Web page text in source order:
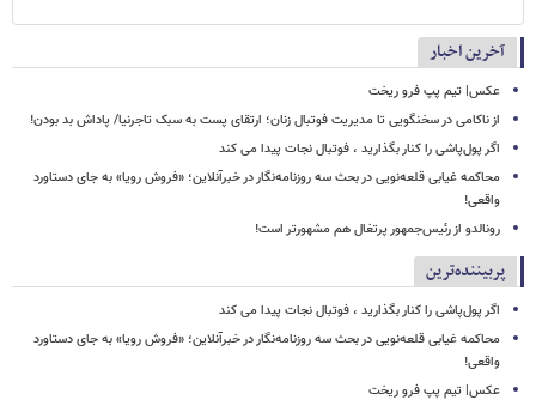
آخرین اخبار
عکس| تیم پپ فرو ریخت
از ناکامی در سخنگویی تا مدیریت فوتبال زنان؛ ارتقای پست به سبک تاجرنیا/ پاداش بد بودن!
اگر پول‌پاشی را کنار بگذارید ، فوتبال نجات پیدا می کند
محاکمه غیابی قلعه‌نویی در بحث سه روزنامه‌نگار در خبرآنلاین؛ «فروش رویا» به جای دستاورد
واقعی!
رونالدو از رئیس‌جمهور پرتغال هم مشهورتر است!
پربیننده‌ترین
اگر پول‌پاشی را کنار بگذارید ، فوتبال نجات پیدا می کند
محاکمه غیابی قلعه‌نویی در بحث سه روزنامه‌نگار در خبرآنلاین؛ «فروش رویا» به جای دستاورد
واقعی!
عکس| تیم پپ فرو ریخت